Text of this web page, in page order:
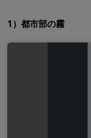
1）都市部の霧